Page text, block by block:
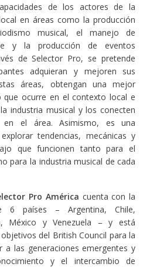
de los actores de la
en áreas como la producción
musical, el manejo de
y la producción de eventos
de Selector Pro, se pretende
adquieran y mejoren sus
áreas, obtengan una mejor
que ocurre en el contexto local e
industria musical y los conecten
el área. Asimismo, es una
tendencias, mecánicas y
que funcionen tanto para el
para la industria musical de cada
Pro América cuenta con la
6 países – Argentina, Chile,
México y Venezuela – y está
del British Council para la
a las generaciones emergentes y
y el intercambio de